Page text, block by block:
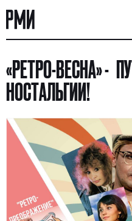
«РЕТРО-ВЕСНА»-
НОСТАЛЬГИИ!